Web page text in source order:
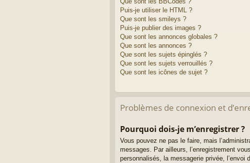
Puis-je utiliser le HTML ?
Que sont les smileys ?
Puis-je publier des images ?
Que sont les annonces globales ?
Que sont les annonces ?
Que sont les sujets épinglés ?
Que sont les sujets verrouillés ?
Que sont les icônes de sujet ?
Problèmes de connexion et
Pourquoi dois-je m’enregistrer ?
Vous pouvez ne pas le faire, mais
messages. Par ailleurs, l’enregistrement
personnalisés, la messagerie privée, l’envoi